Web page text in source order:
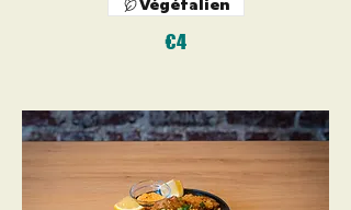
€4
Végétalien